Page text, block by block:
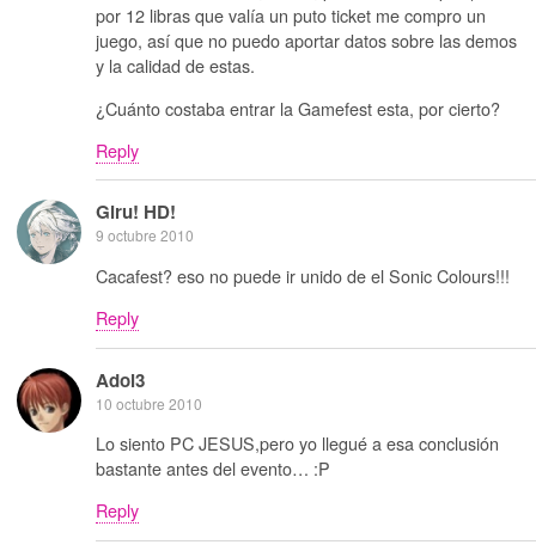
por 12 libras que valía un puto ticket me compro un
juego, así que no puedo aportar datos sobre las demos
y la calidad de estas.
¿Cuánto costaba entrar la Gamefest esta, por cierto?
Reply
Giru! HD!
9 octubre 2010
Cacafest? eso no puede ir unido de el Sonic Colours!!!
Reply
Adol3
10 octubre 2010
Lo siento PC JESUS,pero yo llegué a esa conclusión
bastante antes del evento… :P
Reply